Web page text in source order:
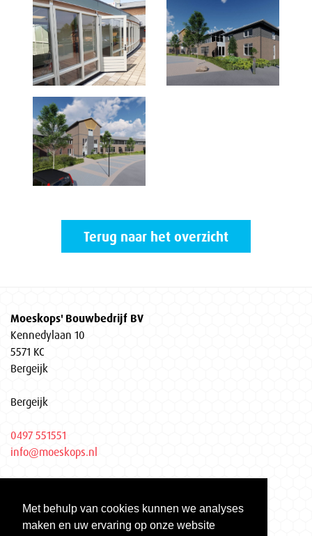
Met behulp van cookies kunnen we analyses
maken en uw ervaring op onze website
Terug naar het overzicht
Moeskops' Bouwbedrijf BV
Kennedylaan 10
5571 KC
Bergeijk
Bergeijk
0497 551551
info@moeskops.nl
KvK Eindhoven 17037155